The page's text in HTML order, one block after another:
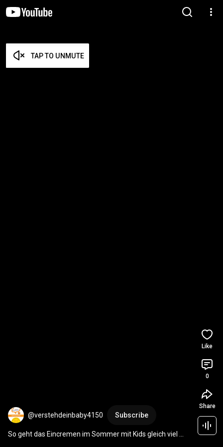
TAP TO UNMUTE
@verstehdeinbaby4150 Subscribe
So geht das Eincremen im Sommer mit Kids gleich viel
Like
0
Share